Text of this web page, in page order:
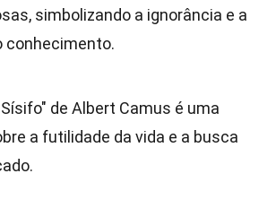
simbolizando a ignorância e a
conhecimento.
de Albert Camus é uma
a futilidade da vida e a busca